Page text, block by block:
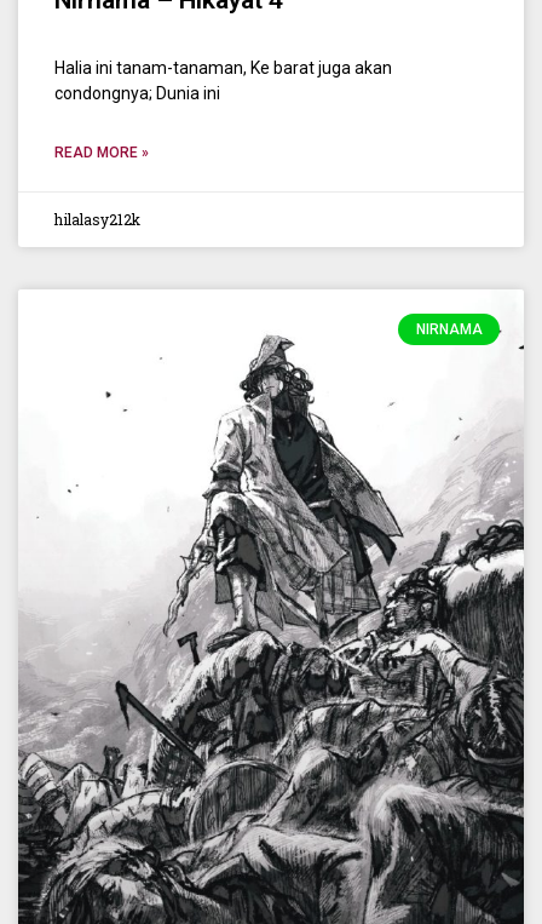
Halia ini tanam-tanaman, Ke barat juga akan
condongnya; Dunia ini
READ MORE »
hilalasy212k
NIRNAMA